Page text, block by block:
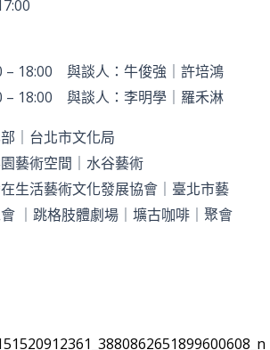
18:00 與談人：牛俊強｜許培鴻
18:00 與談人：李明學｜羅禾淋
｜台北市文化局
藝術空間｜水谷藝術
生活藝術文化發展協會｜臺北市藝
｜跳格肢體劇場｜壙古咖啡｜聚會